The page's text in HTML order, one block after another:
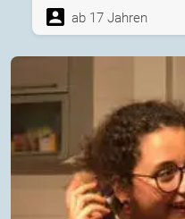
ab 17 Jahren